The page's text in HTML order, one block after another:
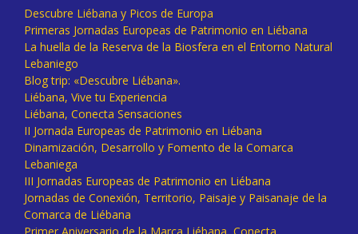
Descubre Liébana y Picos de Europa
Primeras Jornadas Europeas de Patrimonio en Liébana
La huella de la Reserva de la Biosfera en el Entorno Natural
Lebaniego
Blog trip: «Descubre Liébana».
Liébana, Vive tu Experiencia
Liébana, Conecta Sensaciones
II Jornada Europeas de Patrimonio en Liébana
Dinamización, Desarrollo y Fomento de la Comarca
Lebaniega
III Jornadas Europeas de Patrimonio en Liébana
Jornadas de Conexión, Territorio, Paisaje y Paisanaje de la
Comarca de Liébana